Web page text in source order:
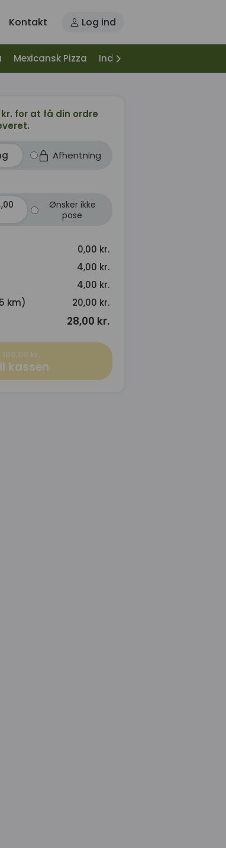
Kontakt Log ind
Mexicansk Pizza Indbagt Pizza
kr. for at få din ordre
Afhentning
Ønsker ikke
pose
0,00 kr.
4,00 kr.
4,00 kr.
km)
20,00 kr.
28,00 kr.
100,00 kr.
kassen